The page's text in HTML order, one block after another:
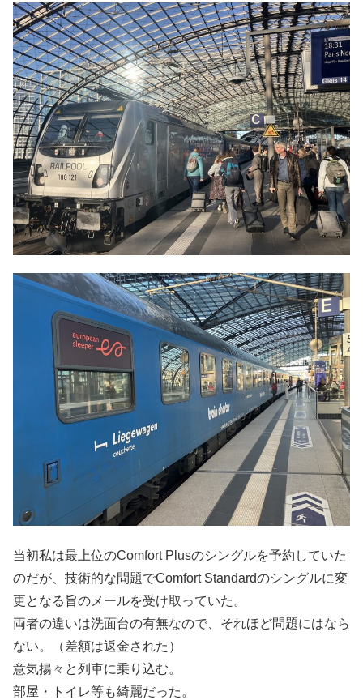
当初私は最上位のComfort Plusのシングルを予約していた
のだが、技術的な問題でComfort Standardのシングルに変
更となる旨のメールを受け取っていた。
両者の違いは洗面台の有無なので、それほど問題にはなら
ない。（差額は返金された）
意気揚々と列車に乗り込む。
部屋・トイレ等も綺麗だった。